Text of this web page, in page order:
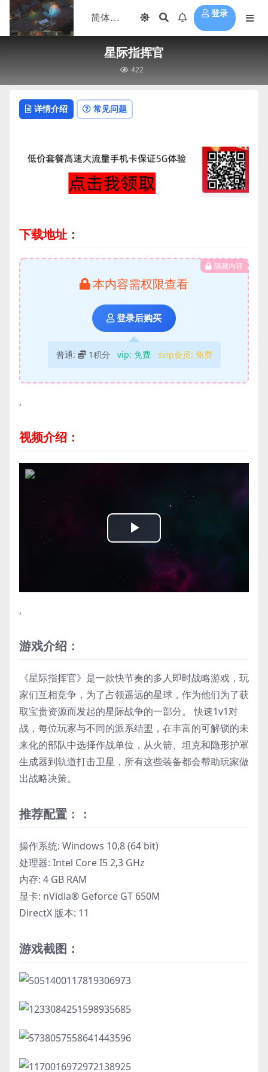
登录
星际指挥官
422
详情介绍 常见问题
下载地址：
隐藏内容
本内容需权限查看
登录后购买
普通: 1积分 vip: 免费 svip会员: 免费
,
视频介绍：
Play
Video
,
游戏介绍：
《星际指挥官》是一款快节奏的多人即时战略游戏，玩
家们互相竞争，为了占领遥远的星球，作为他们为了获
取宝贵资源而发起的星际战争的一部分。 快速1v1对
战，每位玩家与不同的派系结盟，在丰富的可解锁的未
来化的部队中选择作战单位，从火箭、坦克和隐形护罩
生成器到轨道打击卫星，所有这些装备都会帮助玩家做
出战略决策。
推荐配置：：
操作系统: Windows 10,8 (64 bit)
处理器: Intel Core I5 2,3 GHz
内存: 4 GB RAM
显卡: nVidia® Geforce GT 650M
DirectX 版本: 11
游戏截图：